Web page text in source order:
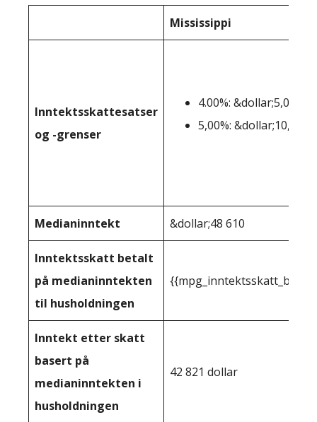
Mississippi
Inntektsskattesatser
og -grenser
4.00%: &dollar;5,000-
5,00%: &dollar;10,001+
Medianinntekt &dollar;48 610
Inntektsskatt betalt
på medianinntekten
til husholdningen
Inntekt etter skatt
basert på
medianinntekten i
husholdningen
42 821 dollar